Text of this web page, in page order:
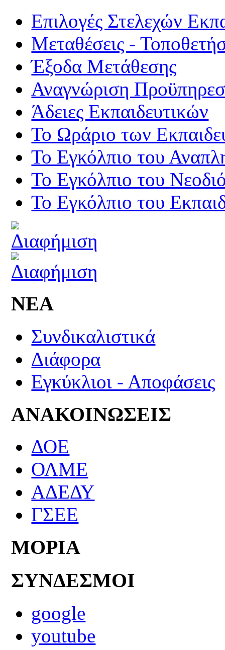
Επιλογές Στελεχών
Μεταθέσεις -
Έξοδα Μετάθεσης
Αναγνώριση
Άδειες Εκπαιδευτικών
Το Ωράριο των
Το Εγκόλπιο του
Το Εγκόλπιο του
Το Εγκόλπιο του
ΝΕΑ
Συνδικαλιστικά
Διάφορα
Εγκύκλιοι - Αποφάσεις
ΑΝΑΚΟΙΝΩΣΕΙΣ
ΔΟΕ
ΟΛΜΕ
ΑΔΕΔΥ
ΓΣΕΕ
ΜΟΡΙΑ
ΣΥΝΔΕΣΜΟΙ
google
youtube